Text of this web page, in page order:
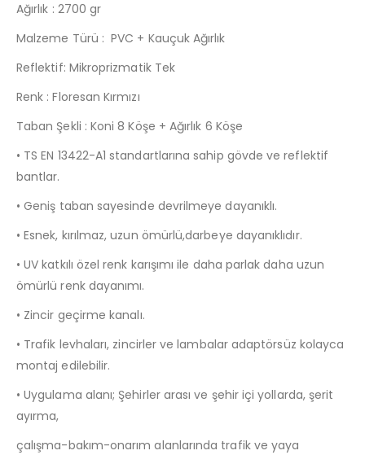
Ağırlık : 2700 gr
Malzeme Türü : PVC + Kauçuk Ağırlık
Reflektif: Mikroprizmatik Tek
Renk : Floresan Kırmızı
Taban Şekli : Koni 8 Köşe + Ağırlık 6 Köşe
• TS EN 13422-A1 standartlarına sahip gövde ve reflektif
bantlar.
• Geniş taban sayesinde devrilmeye dayanıklı.
• Esnek, kırılmaz, uzun ömürlü,darbeye dayanıklıdır.
• UV katkılı özel renk karışımı ile daha parlak daha uzun
ömürlü renk dayanımı.
• Zincir geçirme kanalı.
• Trafik levhaları, zincirler ve lambalar adaptörsüz kolayca
montaj edilebilir.
• Uygulama alanı; Şehirler arası ve şehir içi yollarda, şerit
ayırma,
çalışma-bakım-onarım alanlarında trafik ve yaya